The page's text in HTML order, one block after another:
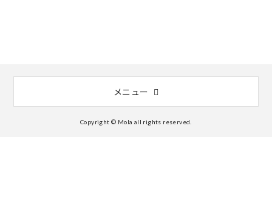
メニュー
Copyright © Mola all rights reserved.